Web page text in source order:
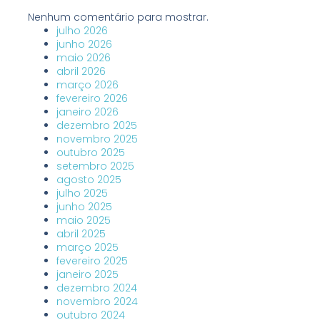
Nenhum comentário para mostrar.
julho 2026
junho 2026
maio 2026
abril 2026
março 2026
fevereiro 2026
janeiro 2026
dezembro 2025
novembro 2025
outubro 2025
setembro 2025
agosto 2025
julho 2025
junho 2025
maio 2025
abril 2025
março 2025
fevereiro 2025
janeiro 2025
dezembro 2024
novembro 2024
outubro 2024